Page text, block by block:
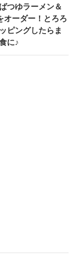
つゆラーメン＆
オーダー！とろろ
ピングしたらま
に♪